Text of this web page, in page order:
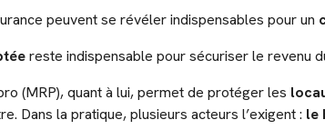
peuvent se révéler indispensables pour un
reste indispensable pour sécuriser le revenu
(MRP), quant à lui, permet de protéger les
Dans la pratique, plusieurs acteurs l’exigent : le